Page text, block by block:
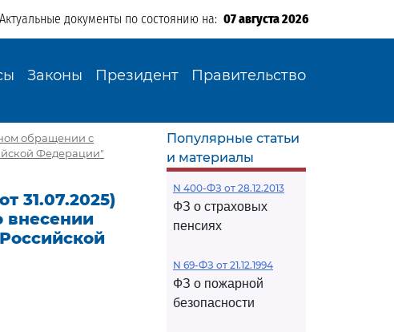
Актуальные документы по состоянию на: 07 августа 2026
Законы Президент Правительство
обращении с
Федерации"
31.07.2025)
внесении
Популярные статьи
и материалы
N 400-ФЗ от 28.12.2013
ФЗ о страховых
пенсиях
N 69-ФЗ от 21.12.1994
ФЗ о пожарной
безопасности